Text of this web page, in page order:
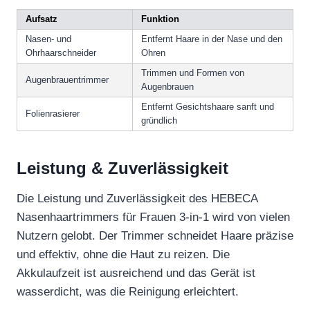
Aufsatz
Funktion
Nasen- und
Ohrhaarschneider
Entfernt Haare in der Nase und den
Ohren
Augenbrauentrimmer
Trimmen und Formen von
Augenbrauen
Folienrasierer
Entfernt Gesichtshaare sanft und
gründlich
Leistung & Zuverlässigkeit
Die Leistung und Zuverlässigkeit des HEBECA
Nasenhaartrimmers für Frauen 3-in-1 wird von vielen
Nutzern gelobt. Der Trimmer schneidet Haare präzise
und effektiv, ohne die Haut zu reizen. Die
Akkulaufzeit ist ausreichend und das Gerät ist
wasserdicht, was die Reinigung erleichtert.